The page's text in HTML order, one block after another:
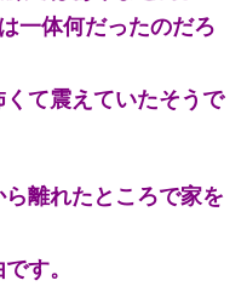
一体何だったのだろ
て震えていたそうで
離れたところで家を
す。